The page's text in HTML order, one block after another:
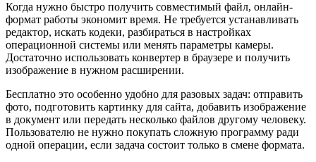
Когда нужно быстро получить совместимый файл, онлайн-
формат работы экономит время. Не требуется устанавливать
редактор, искать кодеки, разбираться в настройках
операционной системы или менять параметры камеры.
Достаточно использовать конвертер в браузере и получить
изображение в нужном расширении.
Бесплатно это особенно удобно для разовых задач: отправить
фото, подготовить картинку для сайта, добавить изображение
в документ или передать несколько файлов другому человеку.
Пользователю не нужно покупать сложную программу ради
одной операции, если задача состоит только в смене формата.